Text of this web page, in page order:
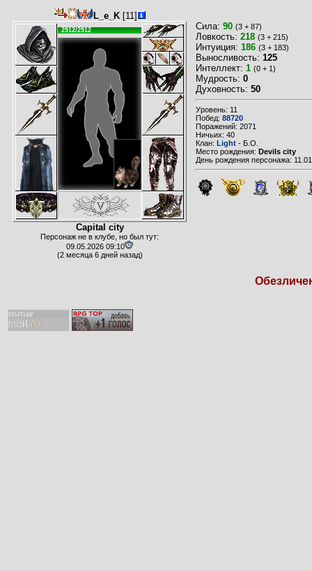
L_e_K[11]
2912/2912
Capital city
Персонаж не в клубе, но был тут:
09.05.2026 09:10
(2 месяца 6 дней назад)
Сила: 90 (3 + 87)
Ловкость: 218 (3 + 215)
Интуиция: 186 (3 + 183)
Выносливость: 125
Интеллект: 1 (0 + 1)
Мудрость: 0
Духовность: 50
Уровень: 11
Побед: 88720
Поражений: 2071
Ничьих: 40
Клан: Light - Б.О.
Место рождения: Devils city
День рождения персонажа: